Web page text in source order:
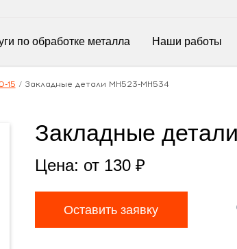
по обработке металла Наши работы
15 / Закладные детали МН523-МН534
Закладные
Цена: от 130₽
Оставить заявку